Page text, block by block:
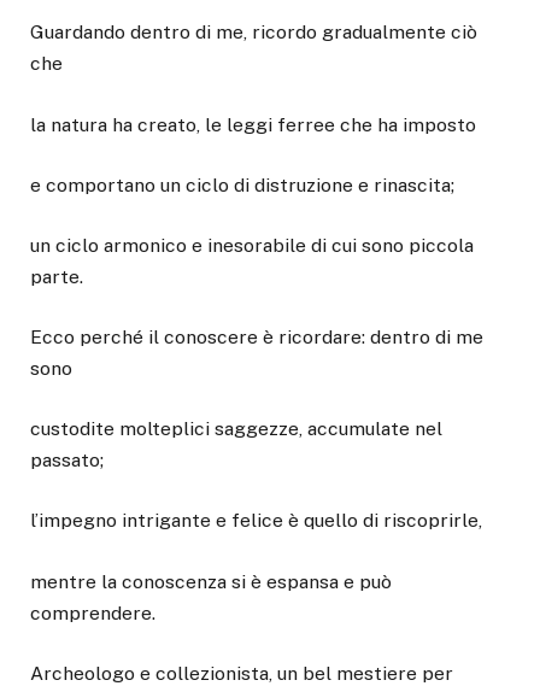
Guardando dentro di me, ricordo gradualmente ciò
che
la natura ha creato, le leggi ferree che ha imposto
e comportano un ciclo di distruzione e rinascita;
un ciclo armonico e inesorabile di cui sono piccola
parte.
Ecco perché il conoscere è ricordare: dentro di me
sono
custodite molteplici saggezze, accumulate nel
passato;
l’impegno intrigante e felice è quello di riscoprirle,
mentre la conoscenza si è espansa e può
comprendere.
Archeologo e collezionista, un bel mestiere per